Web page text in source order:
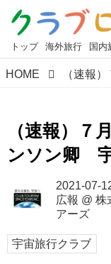
トップ 海外旅行 国内
HOME
（速報）７
ンソン卿
2021-07-
広報 @ 株
アーズ
宇宙旅行クラブ